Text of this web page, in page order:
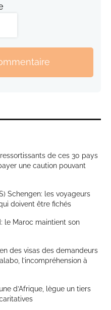
de ces 30 pays
une caution pouvant
Schengen: les voyageurs
doivent être fichés
le Maroc maintient son
des visas des demandeurs
l’incompréhension à
d’Afrique, lègue un tiers